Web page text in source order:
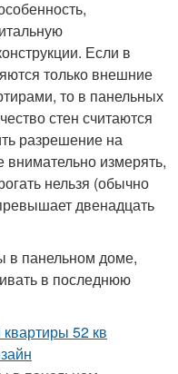
Если в
только внешние
то в панельных
стен считаются
разрешение на
внимательно измерять,
нельзя (обычно
двенадцать
в панельном доме,
в последнюю